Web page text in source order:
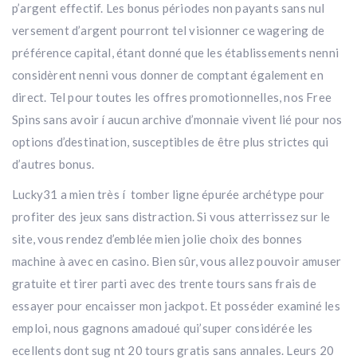
p’argent effectif. Les bonus périodes non payants sans nul
versement d’argent pourront tel visionner ce wagering de
préférence capital, étant donné que les établissements nenni
considèrent nenni vous donner de comptant également en
direct. Tel pour toutes les offres promotionnelles, nos Free
Spins sans avoir í aucun archive d’monnaie vivent lié pour nos
options d’destination, susceptibles de être plus strictes qui
d’autres bonus.
Lucky31 a mien très í tomber ligne épurée archétype pour
profiter des jeux sans distraction. Si vous atterrissez sur le
site, vous rendez d’emblée mien jolie choix des bonnes
machine à avec en casino. Bien sûr, vous allez pouvoir amuser
gratuite et tirer parti avec des trente tours sans frais de
essayer pour encaisser mon jackpot. Et posséder examiné les
emploi, nous gagnons amadoué qui’super considérée les
ecellents dont sug nt 20 tours gratis sans annales. Leurs 20